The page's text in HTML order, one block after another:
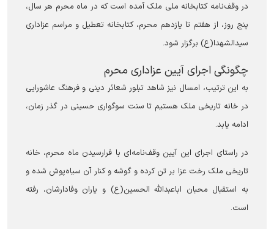
در وقف‌نامه کتابخانه ملی ملک آمده است که در ماه محرم هر سال،
پنج روز، از هفتم تا یازدهم محرم، کتابخانه تعطیل و مراسم عزاداری
سیدالشهدا(ع) برگزار شود.
چگونگی اجرای آیین عزاداری محرم
به این ترتیب، امسال نیز شاهد تبلور شعائر دینی و فرهنگ عاشورایی
در خانه تاریخی ملک هستیم تا سنت سوگواری حسینی در گذر زمان،
ادامه یابد.
در راستای اجرای این آیین وقف‌نامه‌ای با فرارسیدن ماه محرم، خانه
تاریخی ملک رخت عزا بر تن کرده و گوشه و کنار آن سیاه‌پوش شده و
به استقبال محبان اباعبدالله الحسین(ع) و یاران وفادارشان، رفته
است.